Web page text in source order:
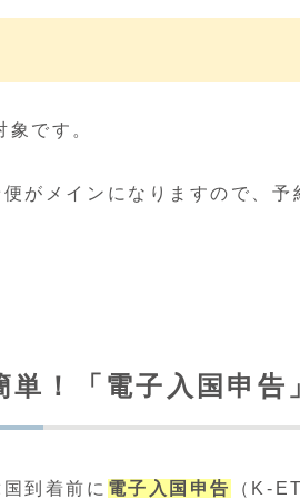
です。
がメインになりますので、
！「電子入国申告
到着前に 電子入国申告 （K-